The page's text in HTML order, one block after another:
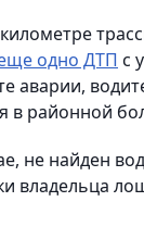
одно ДТП с
аварии,
в районной
не найден
владельца